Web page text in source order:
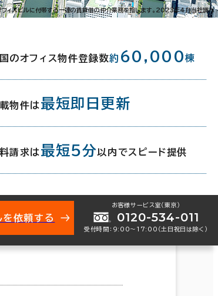
MIO地下口 5分
ま電鉄貴志川線 ) 5分
電鉄貴志川線 ) 東口 6分
ィスビルに付帯する一連の賃貸借の仲介業務を指します。2023年4月当社調べ
のオフィス物件登録数約 60,000棟
物件は 最短即日更新
請求は 最短5分 以内でスピード提供
を依頼する
お客様サービス室（東京）
0120-534-011
受付時間：9:00〜17:00（土日祝日は除く）